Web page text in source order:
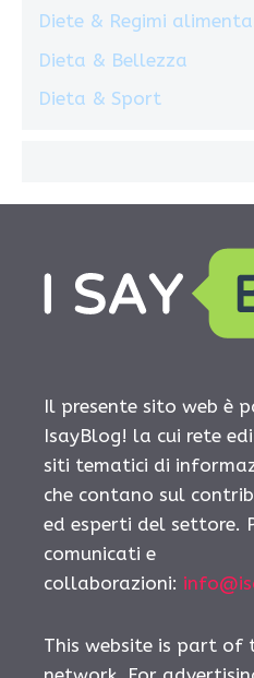
Diete & Regimi
Dieta & Bellezza
Dieta & Sport
Il presente sito web è
IsayBlog! la cui rete
siti tematici di
che contano sul
ed esperti del settore.
comunicati e
collaborazioni:
This website is part of